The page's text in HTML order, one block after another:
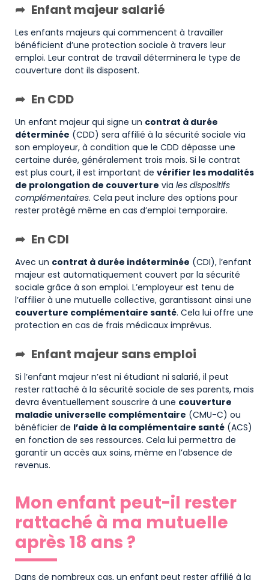
Enfant majeur salarié
Les enfants majeurs qui commencent à travailler
bénéficient d’une protection sociale à travers leur
emploi. Leur contrat de travail déterminera le type de
couverture dont ils disposent.
En CDD
Un enfant majeur qui signe un contrat à durée
déterminée (CDD) sera affilié à la sécurité sociale via
son employeur, à condition que le CDD dépasse une
certaine durée, généralement trois mois. Si le contrat
est plus court, il est important de vérifier les modalités
de prolongation de couverture via les dispositifs
complémentaires. Cela peut inclure des options pour
rester protégé même en cas d’emploi temporaire.
En CDI
Avec un contrat à durée indéterminée (CDI), l’enfant
majeur est automatiquement couvert par la sécurité
sociale grâce à son emploi. L’employeur est tenu de
l’affilier à une mutuelle collective, garantissant ainsi une
couverture complémentaire santé. Cela lui offre une
protection en cas de frais médicaux imprévus.
Enfant majeur sans emploi
Si l’enfant majeur n’est ni étudiant ni salarié, il peut
rester rattaché à la sécurité sociale de ses parents, mais
devra éventuellement souscrire à une couverture
maladie universelle complémentaire (CMU-C) ou
bénéficier de l’aide à la complémentaire santé (ACS)
en fonction de ses ressources. Cela lui permettra de
garantir un accès aux soins, même en l’absence de
revenus.
Mon enfant peut-il rester
rattaché à ma mutuelle
après 18 ans ?
Dans de nombreux cas, un enfant peut rester affilié à la